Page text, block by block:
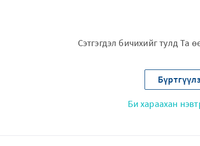
Сэтгэгдэл бичихийг тулд Та
Би хараахан